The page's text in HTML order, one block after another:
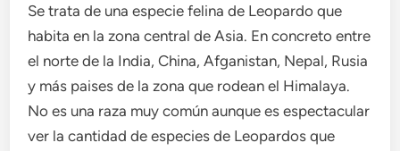
Se trata de una especie felina de Leopardo que
habita en la zona central de Asia. En concreto entre
el norte de la India, China, Afganistan, Nepal, Rusia
y más paises de la zona que rodean el Himalaya.
No es una raza muy común aunque es espectacular
ver la cantidad de especies de Leopardos que